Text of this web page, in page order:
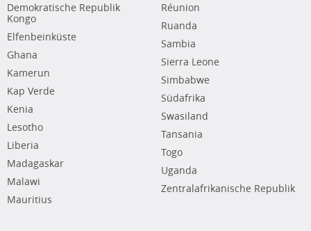
Demokratische Republik
Kongo
Elfenbeinküste
Ghana
Kamerun
Kap Verde
Kenia
Lesotho
Liberia
Madagaskar
Malawi
Mauritius
Réunion
Ruanda
Sambia
Sierra Leone
Simbabwe
Südafrika
Swasiland
Tansania
Togo
Uganda
Zentralafrikanische Republik